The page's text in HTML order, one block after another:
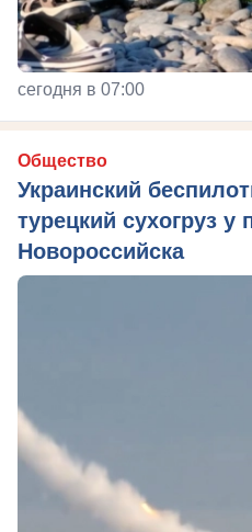
сегодня в 07:00
Общество
Украинский
турецкий сухогруз у
Новороссийска